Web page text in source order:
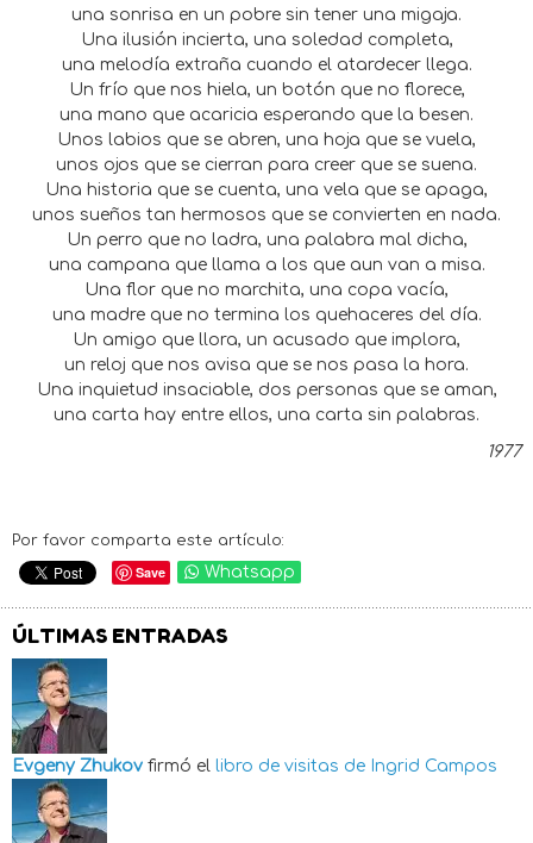
una sonrisa en un pobre sin tener una migaja.
Una ilusión incierta, una soledad completa,
una melodía extraña cuando el atardecer llega.
Un frío que nos hiela, un botón que no florece,
una mano que acaricia esperando que la besen.
Unos labios que se abren, una hoja que se vuela,
unos ojos que se cierran para creer que se suena.
Una historia que se cuenta, una vela que se apaga,
unos sueños tan hermosos que se convierten en nada.
Un perro que no ladra, una palabra mal dicha,
una campana que llama a los que aun van a misa.
Una flor que no marchita, una copa vacía,
una madre que no termina los quehaceres del día.
Un amigo que llora, un acusado que implora,
un reloj que nos avisa que se nos pasa la hora.
Una inquietud insaciable, dos personas que se aman,
una carta hay entre ellos, una carta sin palabras.
1977
Por favor comparta este artículo:
Save Whatsapp
ÚLTIMAS ENTRADAS
Evgeny Zhukov firmó el libro de visitas de Ingrid Campos